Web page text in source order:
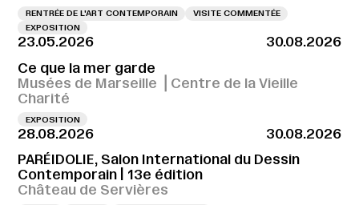
RENTRÉE DE L'ART CONTEMPORAIN
VISITE COMMENTÉE
EXPOSITION
23.05.2026
30.08.2026
Ce que la mer garde
Musées de Marseille ⎪Centre de la Vieille
Charité
EXPOSITION
28.08.2026
30.08.2026
PARÉIDOLIE, Salon International du Dessin
Contemporain | 13e édition
Château de Servières